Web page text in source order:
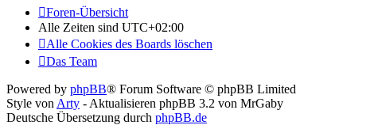
Foren-Übersicht
Alle Zeiten sind UTC+02:00
Alle Cookies des Boards löschen
Das Team
Powered by phpBB® Forum Software © phpBB Limited
Style vonArty - Aktualisieren phpBB 3.2 von MrGaby
Deutsche Übersetzung durch phpBB.de